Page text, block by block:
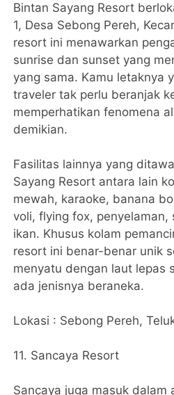
Bintan Sayang Resort
1, Desa Sebong Pereh,
resort ini menawarkan
sunrise dan sunset yang
yang sama. Kamu letaknya
traveler tak perlu beranjak
memperhatikan fenomena
demikian.
Fasilitas lainnya yang
Sayang Resort antara lain
mewah, karaoke, banana
voli, flying fox, penyelaman,
ikan. Khusus kolam
resort ini benar-benar unik
menyatu dengan laut lepas
ada jenisnya beraneka.
Lokasi : Sebong Pereh,
11. Sancaya Resort
Sancaya juga masuk dalam